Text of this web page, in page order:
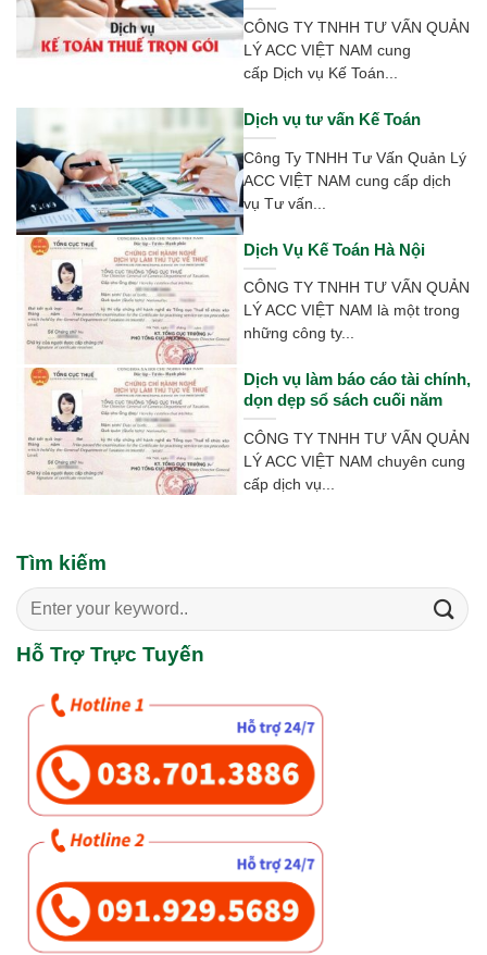
CÔNG TY TNHH TƯ VẤN QUẢN
LÝ ACC VIỆT NAM cung
cấp Dịch vụ Kế Toán...
Dịch vụ tư vấn Kế Toán
Công Ty TNHH Tư Vấn Quản Lý
ACC VIỆT NAM cung cấp dịch
vụ Tư vấn...
Dịch Vụ Kế Toán Hà Nội
CÔNG TY TNHH TƯ VẤN QUẢN
LÝ ACC VIỆT NAM là một trong
những công ty...
Dịch vụ làm báo cáo tài chính,
dọn dẹp sổ sách cuối năm
CÔNG TY TNHH TƯ VẤN QUẢN
LÝ ACC VIỆT NAM chuyên cung
cấp dịch vụ...
Tìm kiếm
Search
for:
Hỗ Trợ Trực Tuyến